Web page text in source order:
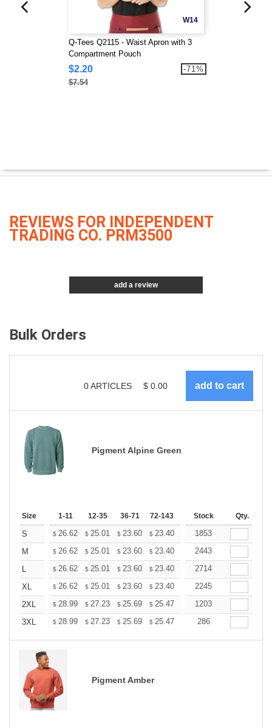
W14
Q-Tees Q2115 - Waist Apron with 3
Compartment Pouch
$2.20
$7.54
-71%
REVIEWS FOR INDEPENDENT
TRADING CO. PRM3500
add a review
Bulk Orders
0ARTICLES $ 0.00
Pigment Alpine Green
Size 1-11 12-35 36-71 72-143 144-287 288 + More
Stock Qty.
S $ 26.62 $ 25.01 $ 23.60 $ 23.40 22.99
1853
M
$ 26.62 $ 25.01 $ 23.60 $ 23.40 22.99
2443
L
$ 26.62 $ 25.01 $ 23.60 $ 23.40 22.99
2714
XL
$ 26.62 $ 25.01 $ 23.60 $ 23.40 22.99
2245
2XL
$ 28.99 $ 27.23 $ 25.69 $ 25.47 25.03
1203
3XL
$ 28.99 $ 27.23 $ 25.69 $ 25.47 25.03
286
Pigment Amber